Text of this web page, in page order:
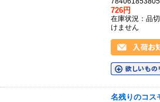
726円
在庫状況：品
けません
名残りのコス